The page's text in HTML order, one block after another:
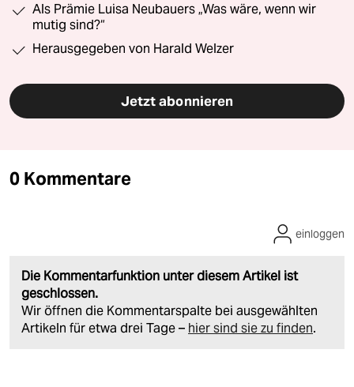
Als Prämie Luisa Neubauers „Was wäre, wenn wir
mutig sind?“
Herausgegeben von Harald Welzer
Jetzt abonnieren
0 Kommentare
Die Kommentarfunktion unter diesem Artikel ist
geschlossen.
Wir öffnen die Kommentarspalte bei ausgewählten
Artikeln für etwa drei Tage – hier sind sie zu finden.
einloggen